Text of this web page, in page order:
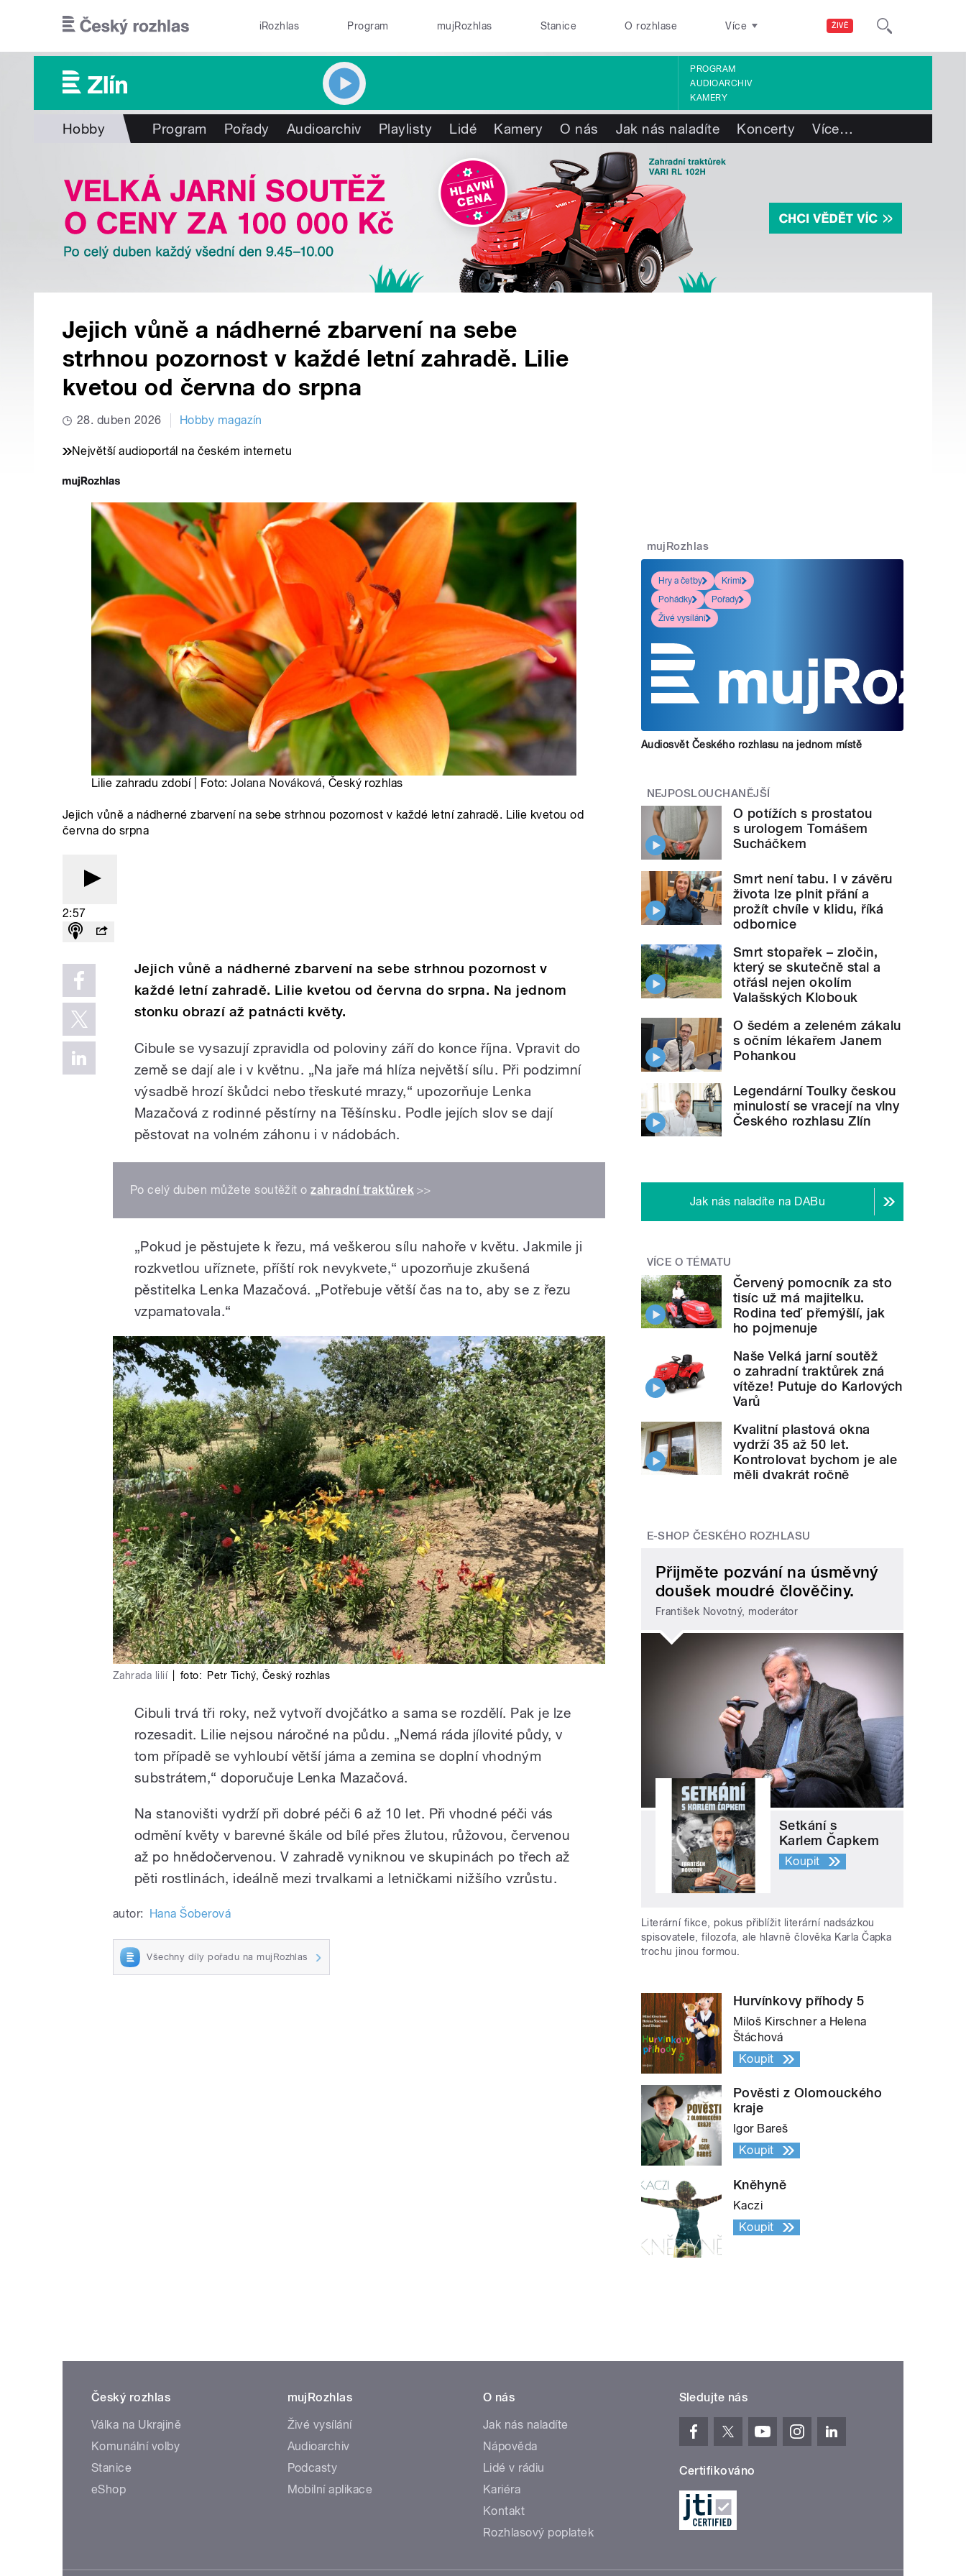
ŽIVĚ
iRozhlas Program mujRozhlas Stanice O rozhlase Více
PROGRAM
AUDIOARCHIV
KAMERY
Hobby Program Pořady Audioarchiv Playlisty Lidé Kamery O nás Jak nás naladíte Koncerty Více…
Jejich vůně a nádherné zbarvení na sebe
strhnou pozornost v každé letní zahradě. Lilie
kvetou od června do srpna
28. duben 2026 Hobby magazín
Největší audioportál na českém internetu
Lilie zahradu zdobí | Foto:Jolana Nováková, Český rozhlas
Jejich vůně a nádherné zbarvení na sebe strhnou pozornost v každé letní zahradě. Lilie kvetou od
června do srpna
2:57
Jejich vůně a nádherné zbarvení na sebe strhnou pozornost v
každé letní zahradě. Lilie kvetou od června do srpna. Na jednom
stonku obrazí až patnácti květy.
Cibule se vysazují zpravidla od poloviny září do konce října. Vpravit do
země se dají ale i v květnu. „Na jaře má hlíza největší sílu. Při podzimní
výsadbě hrozí škůdci nebo třeskuté mrazy,“ upozorňuje Lenka
Mazačová z rodinné pěstírny na Těšínsku. Podle jejích slov se dají
pěstovat na volném záhonu i v nádobách.
Po celý duben můžete soutěžit ozahradní traktůrek >>
„Pokud je pěstujete k řezu, má veškerou sílu nahoře v květu. Jakmile ji
rozkvetlou uříznete, příští rok nevykvete,“ upozorňuje zkušená
pěstitelka Lenka Mazačová. „Potřebuje větší čas na to, aby se z řezu
vzpamatovala.“
Zahrada lilií foto: Petr Tichý, Český rozhlas
Cibuli trvá tři roky, než vytvoří dvojčátko a sama se rozdělí. Pak je lze
rozesadit. Lilie nejsou náročné na půdu. „Nemá ráda jílovité půdy, v
tom případě se vyhloubí větší jáma a zemina se doplní vhodným
substrátem,“ doporučuje Lenka Mazačová.
Na stanovišti vydrží při dobré péči 6 až 10 let. Při vhodné péči vás
odmění květy v barevné škále od bílé přes žlutou, růžovou, červenou
až po hnědočervenou. V zahradě vyniknou ve skupinách po třech až
pěti rostlinách, ideálně mezi trvalkami a letničkami nižšího vzrůstu.
autor: Hana Šoberová
Všechny díly pořadu na mujRozhlas
mujRozhlas
Hry a četby
Krimi
Pohádky
Pořady
Živé vysílání
Audiosvět Českého rozhlasu na jednom místě
NEJPOSLOUCHANĚJŠÍ
O potížích s prostatou
s urologem Tomášem
Sucháčkem
Smrt není tabu. I v závěru
života lze plnit přání a
prožít chvíle v klidu, říká
odbornice
Smrt stopařek – zločin,
který se skutečně stal a
otřásl nejen okolím
Valašských Klobouk
O šedém a zeleném zákalu
s očním lékařem Janem
Pohankou
Legendární Toulky českou
minulostí se vracejí na vlny
Českého rozhlasu Zlín
Jak nás naladíte na DABu
VÍCE O TÉMATU
Červený pomocník za sto
tisíc už má majitelku.
Rodina teď přemýšlí, jak
ho pojmenuje
Naše Velká jarní soutěž
o zahradní traktůrek zná
vítěze! Putuje do Karlových
Varů
Kvalitní plastová okna
vydrží 35 až 50 let.
Kontrolovat bychom je ale
měli dvakrát ročně
E-SHOP ČESKÉHO ROZHLASU
Přijměte pozvání na úsměvný
doušek moudré člověčiny.
František Novotný, moderátor
Setkání s
Karlem Čapkem
Koupit
Literární fikce, pokus přiblížit literární nadsázkou
spisovatele, filozofa, ale hlavně člověka Karla Čapka
trochu jinou formou.
Hurvínkovy příhody 5
Miloš Kirschner a Helena
Štáchová
Koupit
Pověsti z Olomouckého
kraje
Igor Bareš
Koupit
Kněhyně
Kaczi
Koupit
Český rozhlas
Válka na Ukrajině
Komunální volby
Stanice
eShop
mujRozhlas
Živé vysílání
Audioarchiv
Podcasty
Mobilní aplikace
O nás
Jak nás naladíte
Nápověda
Lidé v rádiu
Kariéra
Kontakt
Rozhlasový poplatek
Sledujte nás
Certifikováno